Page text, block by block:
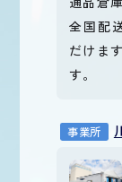
全国配
だけま
す。
事業所